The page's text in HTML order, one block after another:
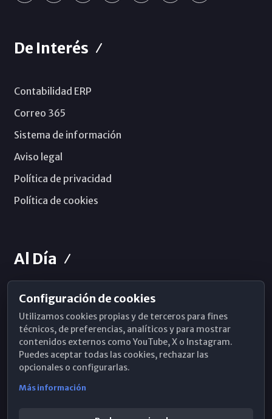
De Interés
Contabilidad ERP
Correo 365
Sistema de información
Aviso legal
Política de privacidad
Política de cookies
Al Día
Horarios de Misa
Hemeroteca
WhatsApp
Configuración de cookies
Utilizamos cookies propias y de terceros para fines
técnicos, de preferencias, analíticos y para mostrar
contenidos externos como YouTube, X o Instagram.
Puedes aceptar todas las cookies, rechazar las
opcionales o configurarlas.
Más información